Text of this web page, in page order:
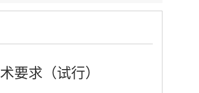
要求（试行）